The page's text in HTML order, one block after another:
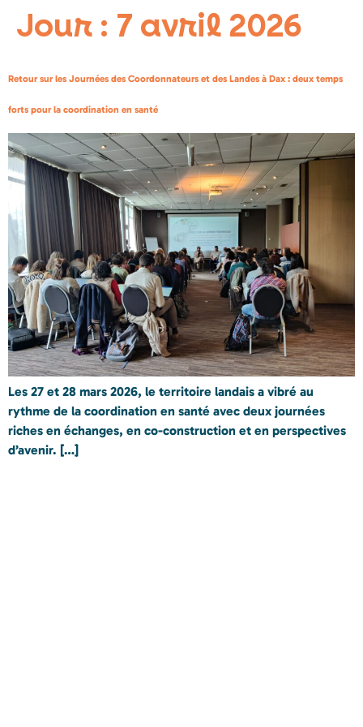
Jour : 7 avril 2026
Retour sur les Journées des Coordonnateurs et des Landes à Dax : deux temps
forts pour la coordination en santé
Les 27 et 28 mars 2026, le territoire landais a vibré au
rythme de la coordination en santé avec deux journées
riches en échanges, en co-construction et en perspectives
d’avenir. […]